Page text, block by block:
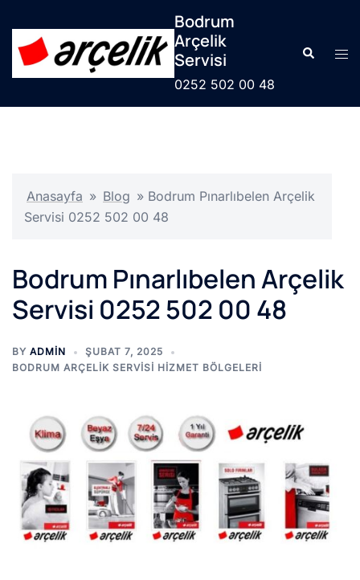
atla
Bodrum
Arçelik
Servisi
0252 502 00 48
Search
Anasayfa » Blog » Bodrum Pınarlıbelen Arçelik
Servisi 0252 502 00 48
Bodrum Pınarlıbelen Arçelik
Servisi 0252 502 00 48
BY ADMIN
ŞUBAT 7, 2025
BODRUM ARÇELIK SERVISI HIZMET BÖLGELERI